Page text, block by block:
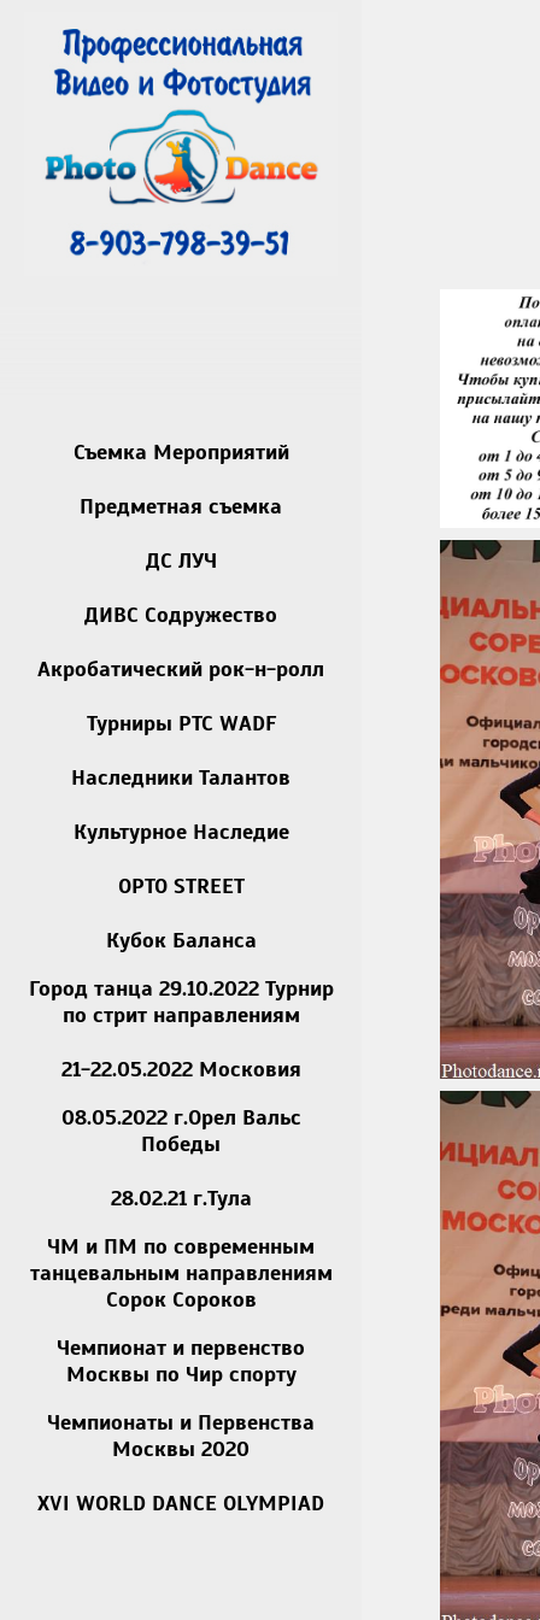
Съемка Мероприятий
Предметная съемка
ДС ЛУЧ
ДИВС Содружество
Акробатический рок-н-ролл
Турниры РТС WADF
Наследники Талантов
Культурное Наследие
OPTO STREET
Кубок Баланса
Город танца 29.10.2022 Турнир
по стрит направлениям
21-22.05.2022 Московия
08.05.2022 г.Орел Вальс
Победы
28.02.21 г.Тула
ЧМ и ПМ по современным
танцевальным направлениям
Сорок Сороков
Чемпионат и первенство
Москвы по Чир спорту
Чемпионаты и Первенства
Москвы 2020
XVI WORLD DANCE OLYMPIAD